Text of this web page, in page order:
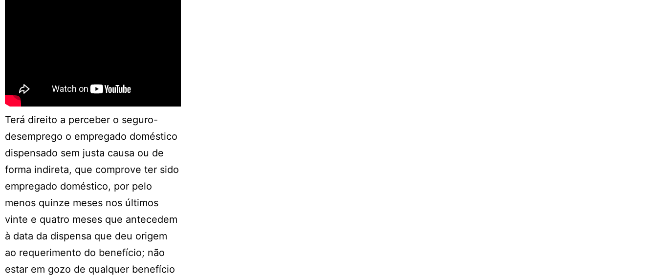
Terá direito a perceber o seguro-
desemprego o empregado doméstico
dispensado sem justa causa ou de
forma indireta, que comprove ter sido
empregado doméstico, por pelo
menos quinze meses nos últimos
vinte e quatro meses que antecedem
à data da dispensa que deu origem
ao requerimento do benefício; não
estar em gozo de qualquer benefício